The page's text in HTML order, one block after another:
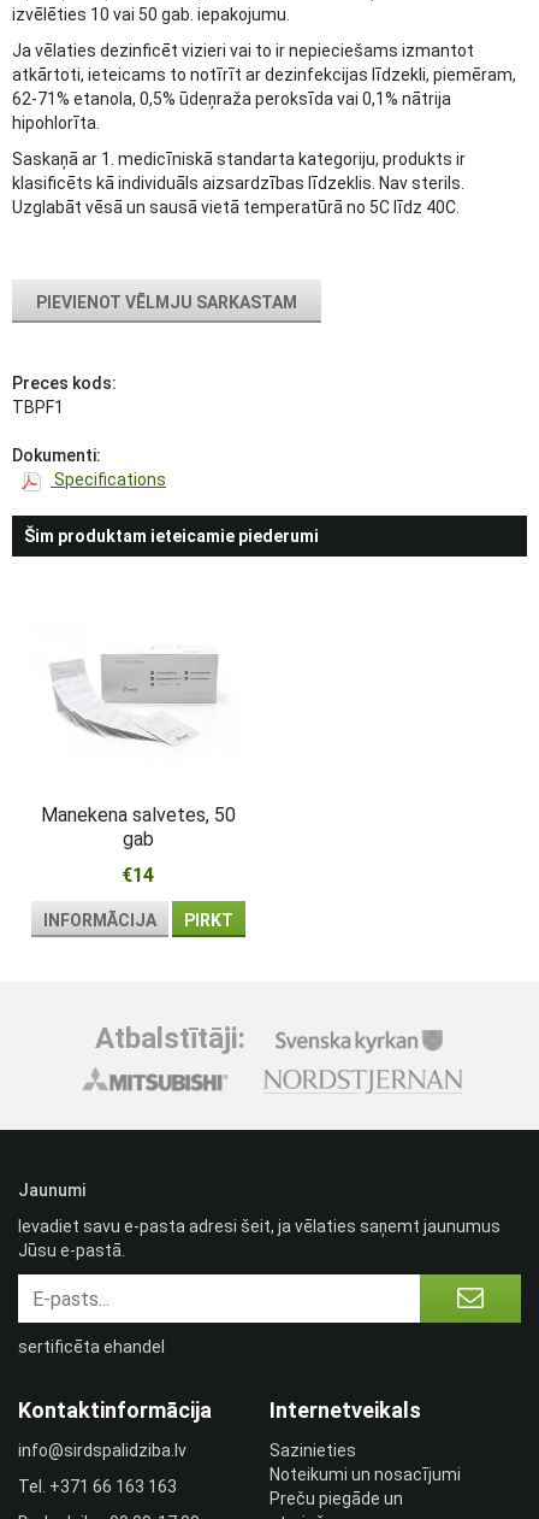
izvēlēties 10 vai 50 gab. iepakojumu.
Ja vēlaties dezinficēt vizieri vai to ir nepieciešams izmantot
atkārtoti, ieteicams to notīrīt ar dezinfekcijas līdzekli, piemēram,
62-71% etanola, 0,5% ūdeņraža peroksīda vai 0,1% nātrija
hipohlorīta.
Saskaņā ar 1. medicīniskā standarta kategoriju, produkts ir
klasificēts kā individuāls aizsardzības līdzeklis. Nav sterils.
Uzglabāt vēsā un sausā vietā temperatūrā no 5C līdz 40C.
PIEVIENOT VĒLMJU SARKASTAM
Preces kods:
TBPF1
Dokumenti:
Specifications
Šim produktam ieteicamie piederumi
Manekena salvetes, 50
gab
€14
INFORMĀCIJA PIRKT
Atbalstītāji:
Kontaktinformācija
info@sirdspalidziba.lv
Tel. +371 66 163 163​
Internetveikals
Sazinieties
Noteikumi un nosacījumi
Preču piegāde un
Jaunumi
Ievadiet savu e-pasta adresi šeit, ja vēlaties saņemt jaunumus
Jūsu e-pastā.
sertificēta ehandel